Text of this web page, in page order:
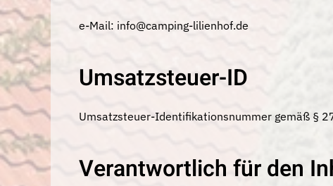
e-Mail: info@camping-lilienhof.de
Umsatzsteuer-ID
Umsatzsteuer-Identifikationsnummer gemäß §
Verantwortlich für den